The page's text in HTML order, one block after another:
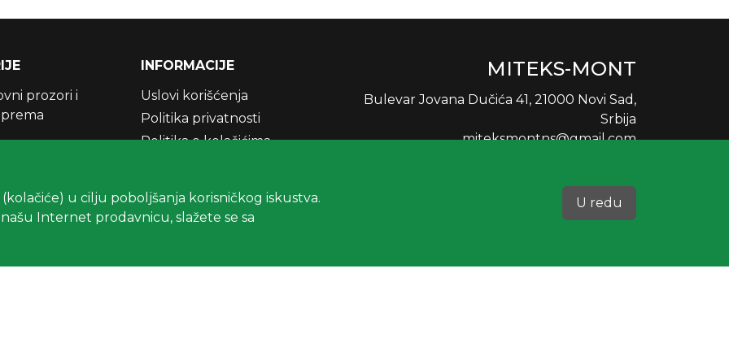
prozori i
INFORMACIJE
Uslovi korišćenja
Politika privatnosti
Politika o kolačićima
MITEKS-MONT
Bulevar Jovana Dučića 41, 21000 Novi Sad,
Srbija
miteksmontns@gmail.com
VELUX KROVNE PROZORE
+38163648477
u cilju poboljšanja korisničkog iskustva.
Internet prodavnicu, slažete se sa
U redu